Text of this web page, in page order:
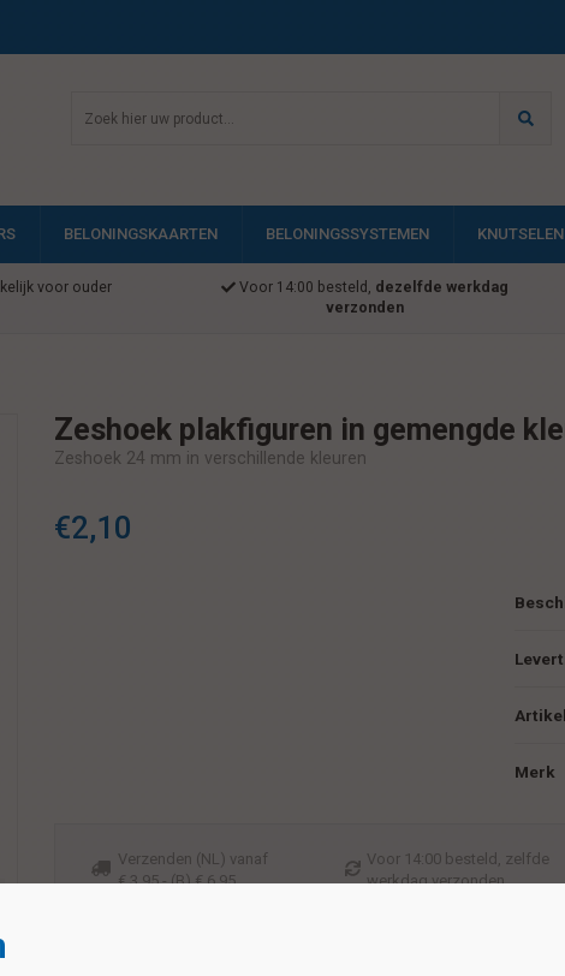
BELONINGSKAARTEN BELONINGSSYSTEMEN KNUTSELEN
voor ouder Voor 14:00 besteld, dezelfde werkdag
verzonden
Zeshoek plakfiguren in gemengde
Zeshoek 24 mm in verschillende kleuren
€2,10
Merk
Verzenden (NL) vanaf
€ 3,95 - (B) € 6,95
Voor 14:00 besteld, zelfde
werkdag verzonden